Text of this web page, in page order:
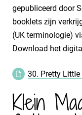
gepubliceerd door
booklets zijn
(UK terminologie)
Download het
30. Pretty Little
Klein